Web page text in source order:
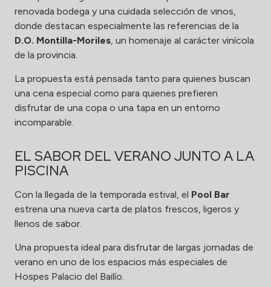
renovada bodega y una cuidada selección de vinos,
donde destacan especialmente las referencias de la
D.O. Montilla-Moriles, un homenaje al carácter vinícola
de la provincia.
La propuesta está pensada tanto para quienes buscan
una cena especial como para quienes prefieren
disfrutar de una copa o una tapa en un entorno
incomparable.
EL SABOR DEL VERANO JUNTO A LA
PISCINA
Con la llegada de la temporada estival, el Pool Bar
estrena una nueva carta de platos frescos, ligeros y
llenos de sabor.
Una propuesta ideal para disfrutar de largas jornadas de
verano en uno de los espacios más especiales de
Hospes Palacio del Bailío.